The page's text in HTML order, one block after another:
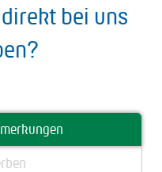
bei uns